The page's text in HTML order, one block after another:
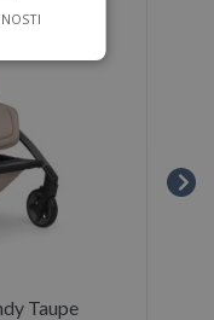
Taupe